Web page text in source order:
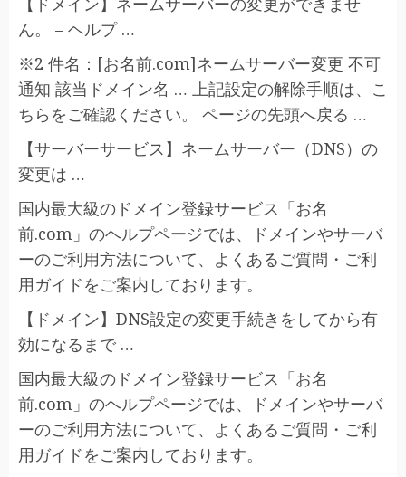
ん。 – ヘルプ …
※2 件名：[お名前.com]ネームサーバー変更 不可
通知 該当ドメイン名 … 上記設定の解除手順は、こ
ちらをご確認ください。 ページの先頭へ戻る …
【サーバーサービス】ネームサーバー（DNS）の
変更は …
国内最大級のドメイン登録サービス「お名
前.com」のヘルプページでは、ドメインやサーバ
ーのご利用方法について、よくあるご質問・ご利
用ガイドをご案内しております。
【ドメイン】DNS設定の変更手続きをしてから有
効になるまで …
国内最大級のドメイン登録サービス「お名
前.com」のヘルプページでは、ドメインやサーバ
ーのご利用方法について、よくあるご質問・ご利
用ガイドをご案内しております。